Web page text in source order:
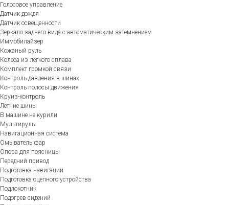
Голосовое управление
Датчик дождя
Датчик освещенности
Зеркало заднего вида с автоматическим затемнением
Иммобилайзер
Кожаный руль
Колеса из легкого сплава
Комплект громкой связи
Контроль давления в шинах
Контроль полосы движения
Круиз-контроль
Летние шины
В машине не курили
Мультируль
Навигационная система
Омыватель фар
Опора для поясницы
Передний привод
Подготовка навигации
Подготовка сцепного устройства
Подлокотник
Подогрев сидений